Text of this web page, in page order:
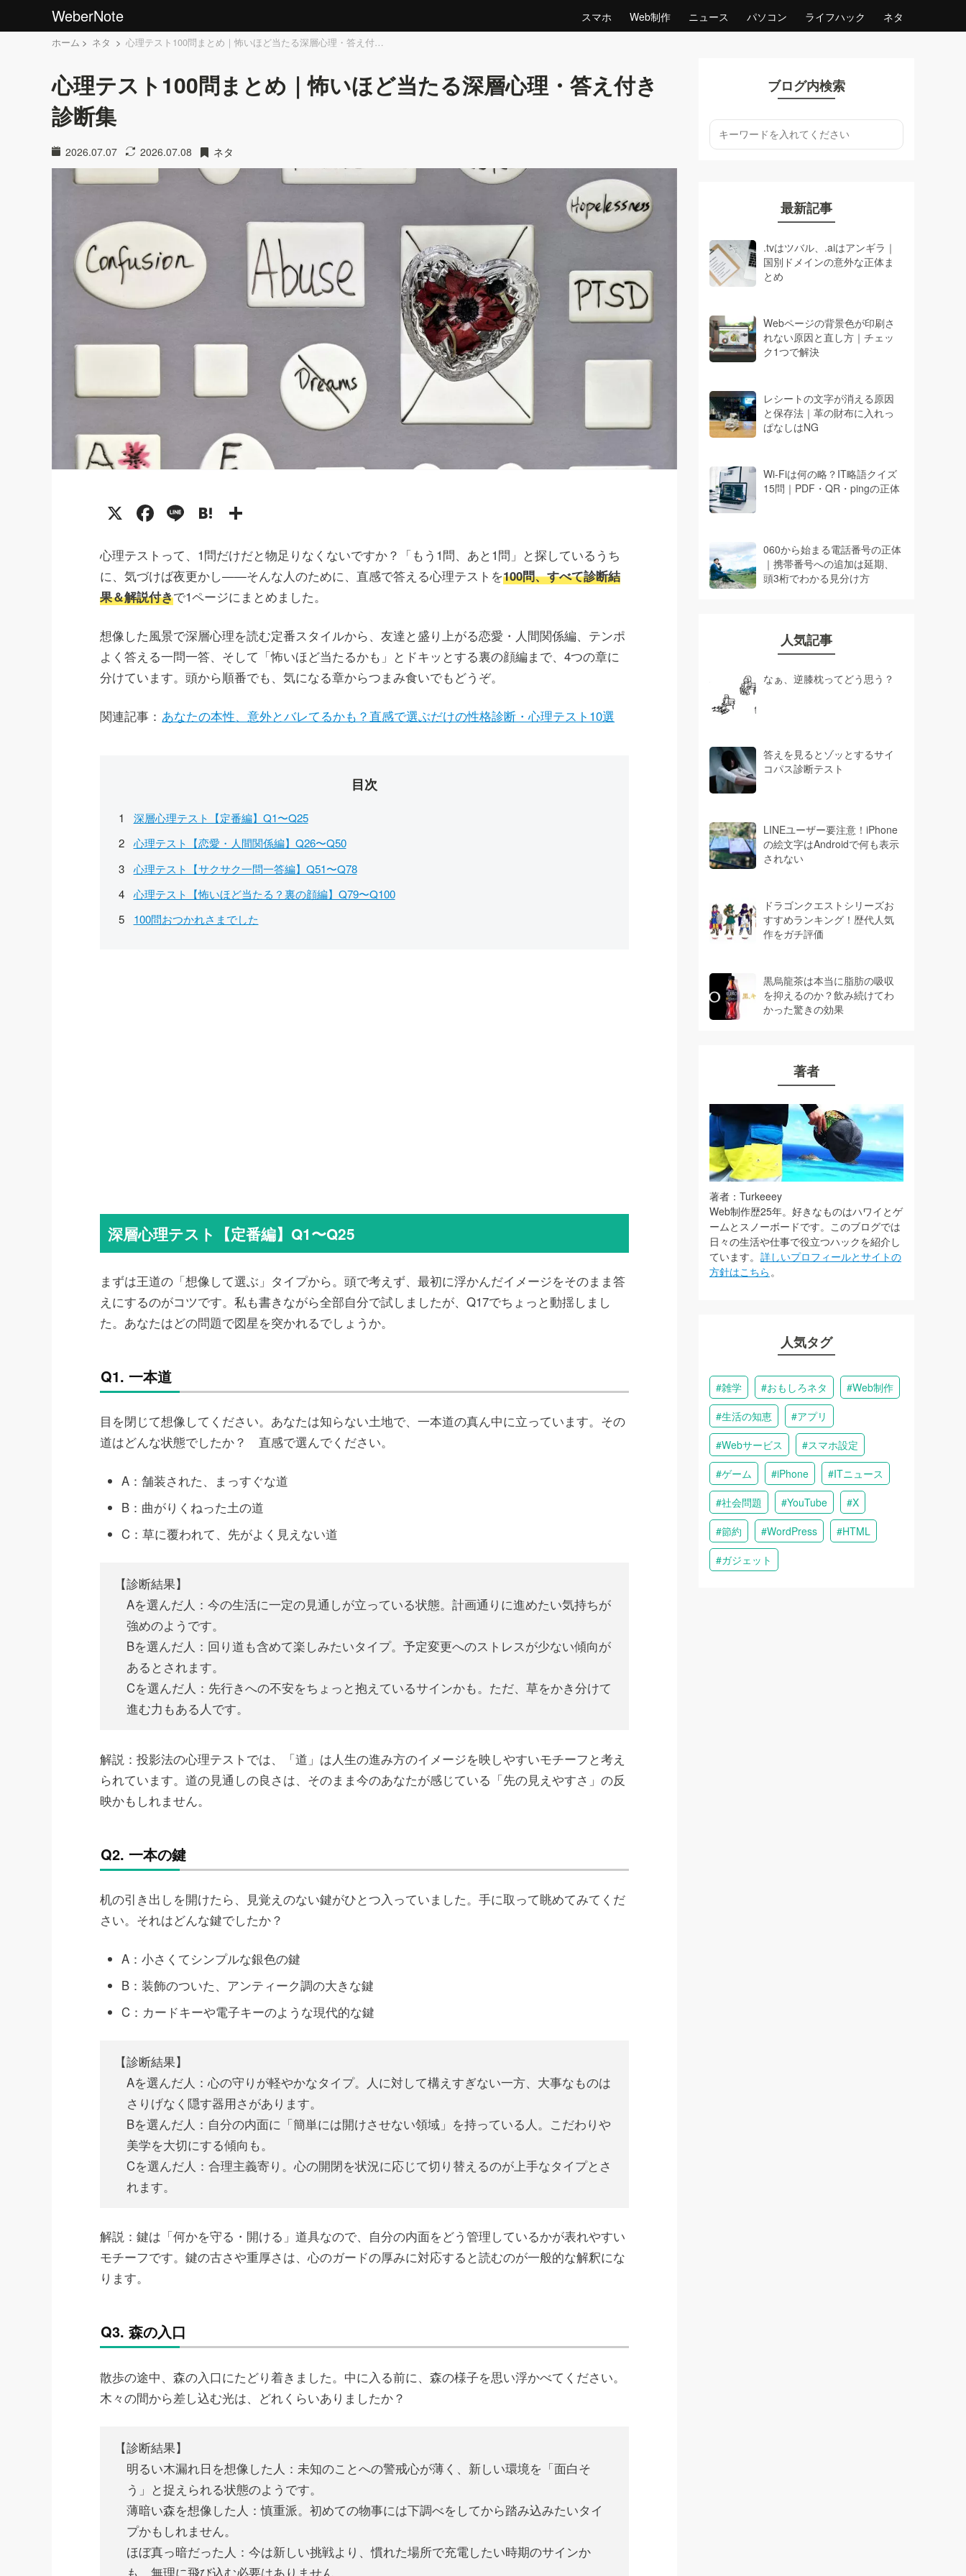
WeberNote スマホ Web制作 ニュース パソコン ライフハック ネタ
ホーム ネタ 心理テスト100問まとめ｜怖いほど当たる深層心理・答え付…
心理テスト100問まとめ｜怖いほど当たる深層心理・答え付き
診断集
2026.07.07 2026.07.08 ネタ
X Facebook
LineHatena
心理テストって、1問だけだと物足りなくないですか？「もう1問、あと1問」と探しているうち
に、気づけば夜更かし——そんな人のために、直感で答える心理テストを100問、すべて診断結
果＆解説付きで1ページにまとめました。
想像した風景で深層心理を読む定番スタイルから、友達と盛り上がる恋愛・人間関係編、テンポ
よく答える一問一答、そして「怖いほど当たるかも」とドキッとする裏の顔編まで、4つの章に
分けています。頭から順番でも、気になる章からつまみ食いでもどうぞ。
関連記事： あなたの本性、意外とバレてるかも？直感で選ぶだけの性格診断・心理テスト10選
目次
深層心理テスト【定番編】Q1〜Q25
心理テスト【恋愛・人間関係編】Q26〜Q50
心理テスト【サクサク一問一答編】Q51〜Q78
心理テスト【怖いほど当たる？裏の顔編】Q79〜Q100
100問おつかれさまでした
深層心理テスト【定番編】Q1〜Q25
まずは王道の「想像して選ぶ」タイプから。頭で考えず、最初に浮かんだイメージをそのまま答
えにするのがコツです。私も書きながら全部自分で試しましたが、Q17でちょっと動揺しまし
た。あなたはどの問題で図星を突かれるでしょうか。
Q1. 一本道
目を閉じて想像してください。あなたは知らない土地で、一本道の真ん中に立っています。その
道はどんな状態でしたか？ 直感で選んでください。
A：舗装された、まっすぐな道
B：曲がりくねった土の道
C：草に覆われて、先がよく見えない道
【診断結果】
Aを選んだ人：今の生活に一定の見通しが立っている状態。計画通りに進めたい気持ちが
強めのようです。
Bを選んだ人：回り道も含めて楽しみたいタイプ。予定変更へのストレスが少ない傾向が
あるとされます。
Cを選んだ人：先行きへの不安をちょっと抱えているサインかも。ただ、草をかき分けて
進む力もある人です。
解説：投影法の心理テストでは、「道」は人生の進み方のイメージを映しやすいモチーフと考え
られています。道の見通しの良さは、そのまま今のあなたが感じている「先の見えやすさ」の反
映かもしれません。
Q2. 一本の鍵
机の引き出しを開けたら、見覚えのない鍵がひとつ入っていました。手に取って眺めてみてくだ
さい。それはどんな鍵でしたか？
A：小さくてシンプルな銀色の鍵
B：装飾のついた、アンティーク調の大きな鍵
C：カードキーや電子キーのような現代的な鍵
【診断結果】
Aを選んだ人：心の守りが軽やかなタイプ。人に対して構えすぎない一方、大事なものは
さりげなく隠す器用さがあります。
Bを選んだ人：自分の内面に「簡単には開けさせない領域」を持っている人。こだわりや
美学を大切にする傾向も。
Cを選んだ人：合理主義寄り。心の開閉を状況に応じて切り替えるのが上手なタイプとさ
れます。
解説：鍵は「何かを守る・開ける」道具なので、自分の内面をどう管理しているかが表れやすい
モチーフです。鍵の古さや重厚さは、心のガードの厚みに対応すると読むのが一般的な解釈にな
ります。
Q3. 森の入口
散歩の途中、森の入口にたどり着きました。中に入る前に、森の様子を思い浮かべてください。
木々の間から差し込む光は、どれくらいありましたか？
【診断結果】
明るい木漏れ日を想像した人：未知のことへの警戒心が薄く、新しい環境を「面白そ
う」と捉えられる状態のようです。
薄暗い森を想像した人：慎重派。初めての物事には下調べをしてから踏み込みたいタイ
プかもしれません。
ほぼ真っ暗だった人：今は新しい挑戦より、慣れた場所で充電したい時期のサインか
も。無理に飛び込む必要はありません。
ブログ内検索
最新記事
.tvはツバル、.aiはアンギラ｜
国別ドメインの意外な正体ま
とめ
Webページの背景色が印刷さ
れない原因と直し方｜チェッ
ク1つで解決
レシートの文字が消える原因
と保存法｜革の財布に入れっ
ぱなしはNG
Wi-Fiは何の略？IT略語クイズ
15問｜PDF・QR・pingの正体
060から始まる電話番号の正体
｜携帯番号への追加は延期、
頭3桁でわかる見分け方
人気記事
なぁ、逆膝枕ってどう思う？
答えを見るとゾッとするサイ
コパス診断テスト
LINEユーザー要注意！iPhone
の絵文字はAndroidで何も表示
されない
ドラゴンクエストシリーズお
すすめランキング！歴代人気
作をガチ評価
黒烏龍茶は本当に脂肪の吸収
を抑えるのか？飲み続けてわ
かった驚きの効果
著者
著者：Turkeeey
Web制作歴25年。好きなものはハワイとゲ
ームとスノーボードです。このブログでは
日々の生活や仕事で役立つハックを紹介し
ています。 詳しいプロフィールとサイトの
方針はこちら 。
人気タグ
雑学 おもしろネタ
Web制作
生活の知恵
アプリ
Webサービス
スマホ設定
ゲーム
iPhone
ITニュース
社会問題
YouTube
X
節約
WordPress
HTML
ガジェット